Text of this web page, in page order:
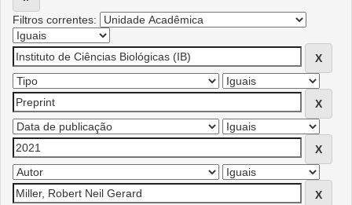
Filtros correntes: